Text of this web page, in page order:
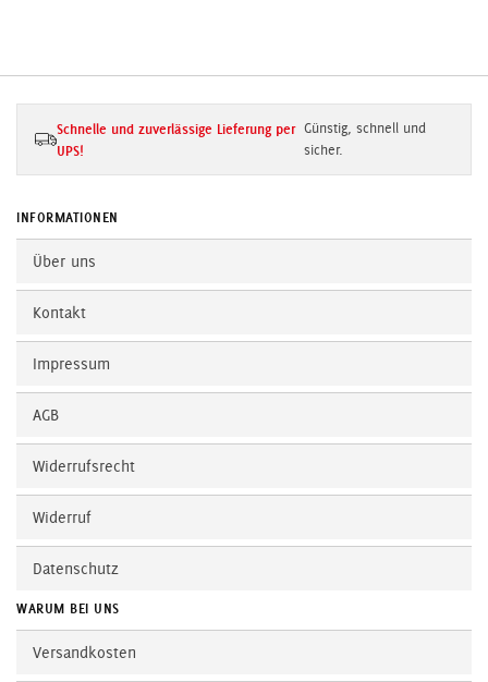
Schnelle und zuverlässige Lieferung per
UPS!
Günstig, schnell und
sicher.
INFORMATIONEN
Über uns
Kontakt
Impressum
AGB
Widerrufsrecht
Widerruf
Datenschutz
WARUM BEI UNS
Versandkosten